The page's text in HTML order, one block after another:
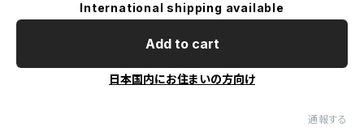
International shipping available
Add to cart
日本国内にお住まいの方向け
通報する